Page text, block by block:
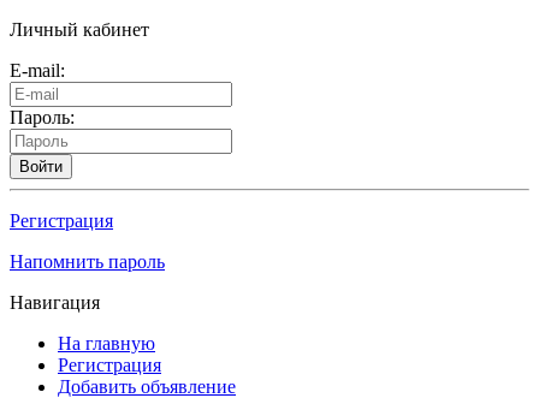
Личный кабинет
E-mail:
Пароль:
Войти
Регистрация
Напомнить пароль
Навигация
На главную
Регистрация
Добавить объявление